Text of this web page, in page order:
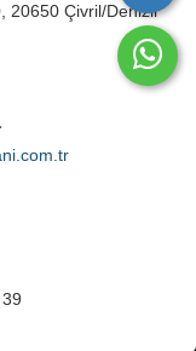
20650 Çivril/Denizli